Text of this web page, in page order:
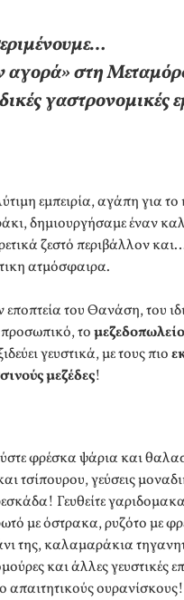
αγορά» στη
γαστρονομικές
εμπειρία, αγάπη για
δημιουργήσαμε έναν
ζεστό περιβάλλον
ατμόσφαιρα.
εποπτεία του Θανάση, του
το
γευστικά, με τους πιο
μεζέδες! ​​​​​​​
φρέσκα ψάρια και
τσίπουρου, γεύσεις
Γευθείτε
με όστρακα, ρυζότο με
της, καλαμαράκια
και άλλες γευστικές
απαιτητικούς ουρανίσκους!